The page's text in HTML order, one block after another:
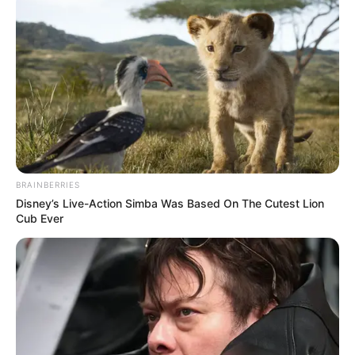
La investigación está en curso y seráMedicina Legal la
entidad encargada de establecer las causas exactasdel
fallecimiento.
Mientras tanto, lahabitación del hotel permanece
asegurada como parte de la cadena de custodia , y el
caso continúa bajo análisis forense y judicial.
COMPARTIR
TEMAS RELACIONADOS
FAMILIAS MUERTOS EN ACCIDENTE
SAN ANDRÉS
BRAINBERRIES
Disney’s Live-Action Simba Was Based On The Cutest Lion
Cub Ever